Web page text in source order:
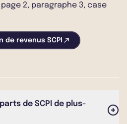
2, paragraphe 3, case
revenus SCPI
de SCPI de plus-